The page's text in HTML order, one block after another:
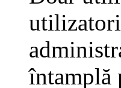
întamplă